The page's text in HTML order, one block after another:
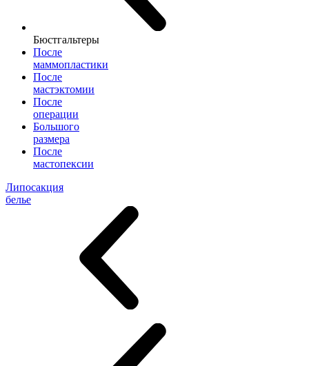
Бюстгальтеры
После
маммопластики
После
мастэктомии
После
операции
Большого
размера
После
мастопексии
Липосакция
белье